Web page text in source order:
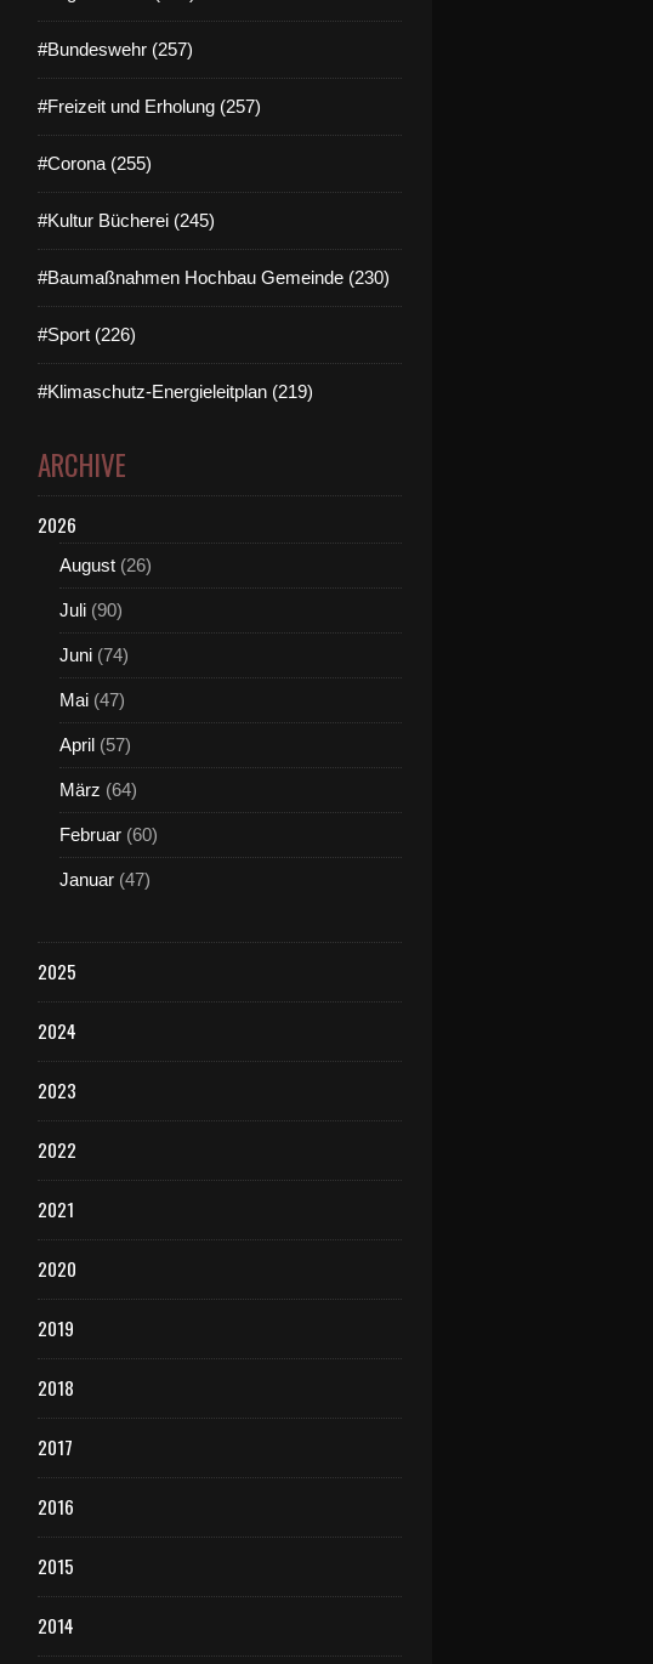
#Bundeswehr (257)
#Freizeit und Erholung (257)
#Corona (255)
#Kultur Bücherei (245)
#Baumaßnahmen Hochbau Gemeinde (230)
#Sport (226)
#Klimaschutz-Energieleitplan (219)
ARCHIVE
2026
August (26)
Juli (90)
Juni (74)
Mai (47)
April (57)
März (64)
Februar (60)
Januar (47)
2025
2024
2023
2022
2021
2020
2019
2018
2017
2016
2015
2014